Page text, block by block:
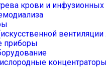
крови и инфузионных
вентиляции
приборы